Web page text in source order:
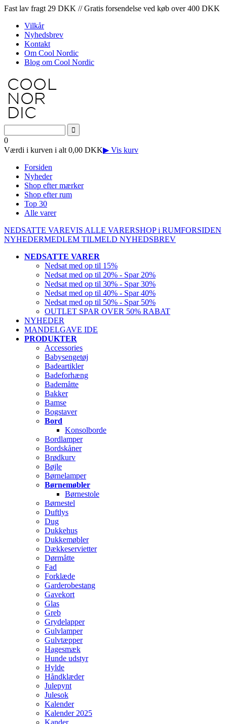
Fast lav fragt 29 DKK // Gratis forsendelse ved køb over 400 DKK
Vilkår
Nyhedsbrev
Kontakt
Om Cool Nordic
Blog om Cool Nordic
0
Værdi i kurven i alt 0,00 DKK▶ Vis kurv
Forsiden
Nyheder
Shop efter mærker
Shop efter rum
Top 30
Alle varer
NEDSATTE VAREVIS ALLE VARERSHOP i RUMFORSIDEN
NYHEDERMEDLEM TILMELD NYHEDSBREV
NEDSATTE VARER
Nedsat med op til 15%
Nedsat med op til 20% - Spar 20%
Nedsat med op til 30% - Spar 30%
Nedsat med op til 40% - Spar 40%
Nedsat med op til 50% - Spar 50%
OUTLET SPAR OVER 50% RABAT
NYHEDER
MANDELGAVE IDE
PRODUKTER
Accessories
Babysengetøj
Badeartikler
Badeforhæng
Bademåtte
Bakker
Bamse
Bogstaver
Bord
Konsolborde
Bordlamper
Bordskåner
Brødkurv
Bøjle
Børnelamper
Børnemøbler
Børnestole
Børnestel
Duftlys
Dug
Dukkehus
Dukkemøbler
Dækkeservietter
Dørmåtte
Fad
Forklæde
Garderobestang
Gavekort
Glas
Greb
Grydelapper
Gulvlamper
Gulvtæpper
Hagesmæk
Hunde udstyr
Hylde
Håndklæder
Julepynt
Julesok
Kalender
Kalender 2025
Kander